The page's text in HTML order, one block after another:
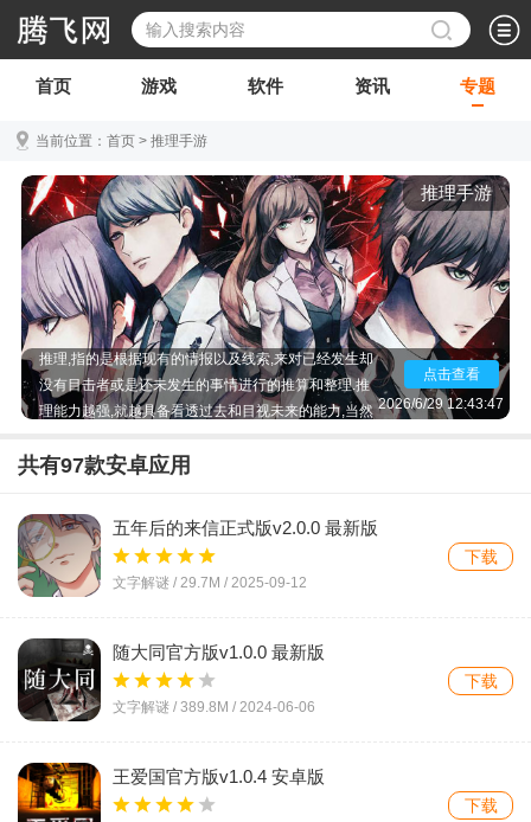
首页 游戏 软件 资讯 专题
当前位置： 首页 > 推理手游
推理手游
推理,指的是根据现有的情报以及线索,来对已经发生却
没有目击者或是还未发生的事情进行的推算和整理.推
理能力越强,就越具备看透过去和目视未来的能力,当然
当一个具备极其清晰逻辑思维并且知识储量极其丰富
载!
点击查看
2026/6/29 12:43:47
共有97款安卓应用
五年后的来信正式版v2.0.0 最新版
文字解谜 / 29.7M / 2025-09-12
下载
随大同官方版v1.0.0 最新版
文字解谜 / 389.8M / 2024-06-06
下载
王爱国官方版v1.0.4 安卓版
下载